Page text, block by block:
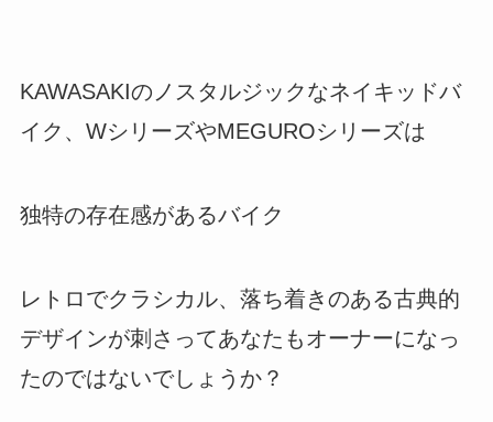
KAWASAKIのノスタルジックなネイキッドバ
イク、WシリーズやMEGUROシリーズは
独特の存在感があるバイク
レトロでクラシカル、落ち着きのある古典的
デザインが刺さってあなたもオーナーになっ
たのではないでしょうか？